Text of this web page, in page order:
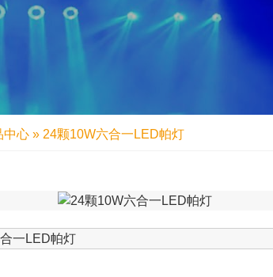
中心 » 24颗10W六合一LED帕灯